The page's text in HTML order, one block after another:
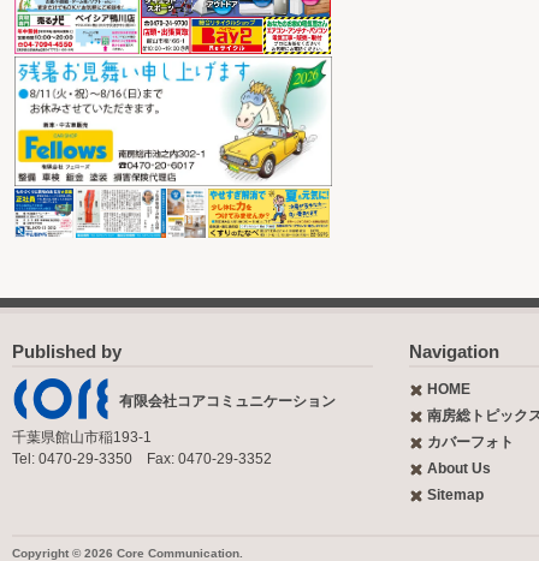
Published by
有限会社コアコミュニケーション
千葉県館山市稲193-1
Tel: 0470-29-3350 Fax: 0470-29-3352
Navigation
HOME
南房総トピック
カバーフォト
About Us
Sitemap
Copyright © 2026 Core Communication.